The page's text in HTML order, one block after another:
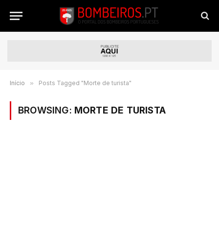
Início » Posts Tagged "Morte de turista"
BROWSING: MORTE DE TURISTA